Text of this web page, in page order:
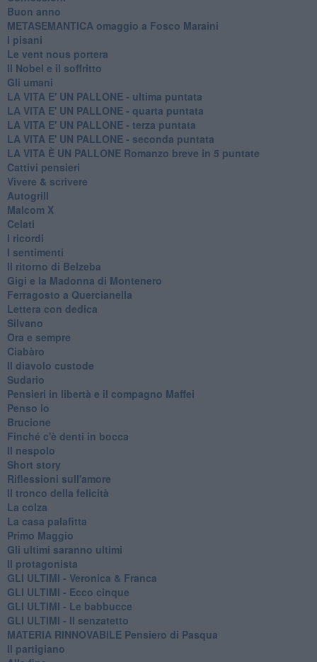
Buon anno
METASEMANTICA omaggio a Fosco Maraini
I pisani
Le vent nous portera
Il Nobel e il soffritto
Gli umani
LA VITA E' UN PALLONE - ultima puntata
LA VITA E' UN PALLONE - quarta puntata
LA VITA E' UN PALLONE - terza puntata
LA VITA E' UN PALLONE - seconda puntata
LA VITA È UN PALLONE Romanzo breve in 5 puntate
Cattivi pensieri
Vivere & scrivere
Autogrill
Malcom X
Celati
I ricordi
I sentimenti
Il ritorno di Belzeba
Gigi e la Madonna di Montenero
Ferragosto a Quercianella
Lettera con dedica
Silvano
Ora e sempre
Ciabàro
Il diavolo custode
Sudario
Pensieri in libertà e il compagno Maffei
Penso io
Brucione
Finché c'è denti in bocca
Il nespolo
Short story
Riflessioni sull'amore
Il tronco della felicità
La colza
La casa palafitta
Primo Maggio
Gli ultimi saranno ultimi
Il protagonista
GLI ULTIMI - Veronica & Franca
GLI ULTIMI - Ecco cinque
GLI ULTIMI - Le babbucce
GLI ULTIMI - Il senzatetto
MATERIA RINNOVABILE Pensiero di Pasqua
Il partigiano